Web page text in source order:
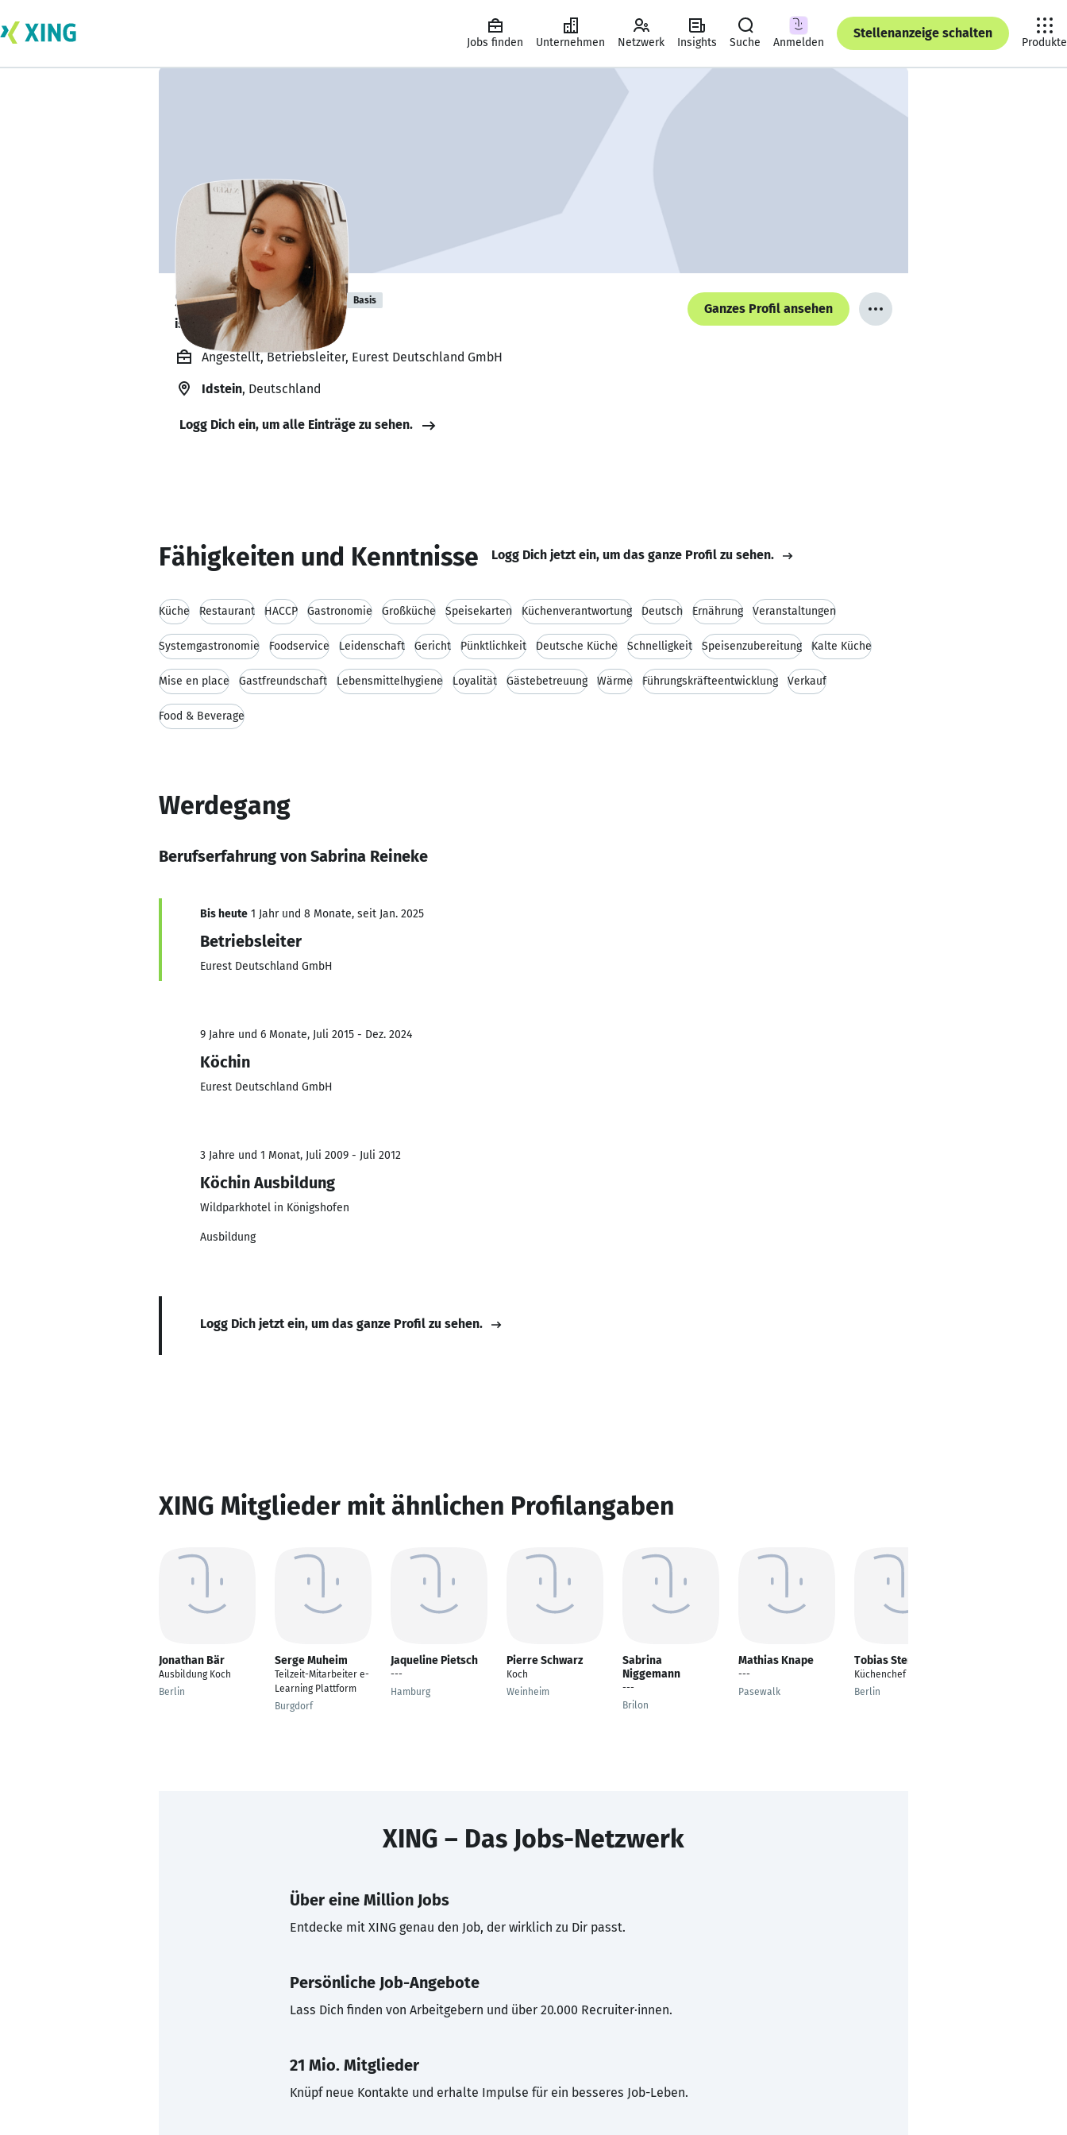
Jobs finden Unternehmen Netzwerk Insights Suche Anmelden
Stellenanzeige schalten
Produkte
Sabrina Reineke Basis
ist offen für Projekte. 🔎
Ganzes Profil ansehen
Angestellt, Betriebsleiter, Eurest Deutschland GmbH
Idstein, Deutschland
Logg Dich ein, um alle Einträge zu sehen.
Fähigkeiten und Kenntnisse Logg Dich jetzt ein, um das ganze Profil zu sehen.
Küche Restaurant HACCP Gastronomie Großküche Speisekarten Küchenverantwortung Deutsch Ernährung Veranstaltungen
Systemgastronomie Foodservice Leidenschaft Gericht Pünktlichkeit Deutsche Küche Schnelligkeit Speisenzubereitung Kalte Küche
Mise en place Gastfreundschaft Lebensmittelhygiene Loyalität Gästebetreuung Wärme Führungskräfteentwicklung Verkauf
Food & Beverage
Werdegang
Berufserfahrung von Sabrina Reineke
Bis heute 1 Jahr und 8 Monate, seit Jan. 2025
Betriebsleiter
Eurest Deutschland GmbH
9 Jahre und 6 Monate, Juli 2015 - Dez. 2024
Köchin
Eurest Deutschland GmbH
3 Jahre und 1 Monat, Juli 2009 - Juli 2012
Köchin Ausbildung
Wildparkhotel in Königshofen
Ausbildung
Logg Dich jetzt ein, um das ganze Profil zu sehen.
XING Mitglieder mit ähnlichen Profilangaben
Jonathan Bär
Ausbildung Koch
Berlin
Serge Muheim
Teilzeit-Mitarbeiter e-
Learning Plattform
Burgdorf
Jaqueline Pietsch
---
Hamburg
Pierre Schwarz
Koch
Weinheim
Sabrina
Niggemann
---
Brilon
Mathias Knape
---
Pasewalk
Tobias Stempin
Küchenchef
Berlin
XING – Das Jobs-Netzwerk
Über eine Million Jobs
Entdecke mit XING genau den Job, der wirklich zu Dir passt.
Persönliche Job-Angebote
Lass Dich finden von Arbeitgebern und über 20.000 Recruiter·innen.
21 Mio. Mitglieder
Knüpf neue Kontakte und erhalte Impulse für ein besseres Job-Leben.